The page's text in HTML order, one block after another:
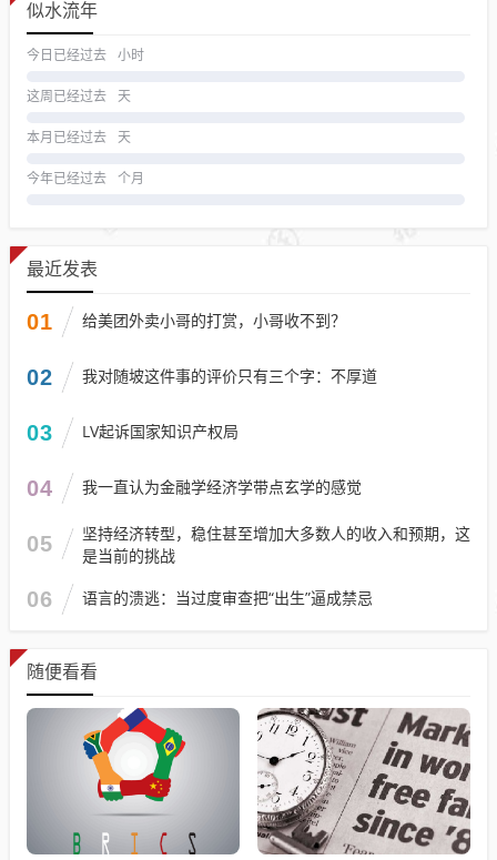
似水流年
今日已经过去 小时
这周已经过去 天
本月已经过去 天
今年已经过去 个月
最近发表
01 给美团外卖小哥的打赏，小哥收不到？
02 我对随坡这件事的评价只有三个字：不厚道
03 LV起诉国家知识产权局
04 我一直认为金融学经济学带点玄学的感觉
05
坚持经济转型，稳住甚至增加大多数人的收入和预期，这
是当前的挑战
06 语言的溃逃：当过度审查把“出生”逼成禁忌
随便看看